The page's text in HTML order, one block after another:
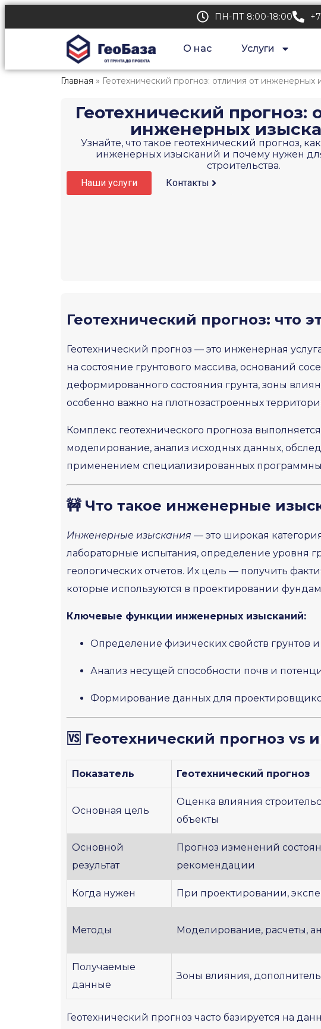
ПН-ПТ 8:00-18:00
О нас Услуги
Главная » Геотехнический прогноз: отличия от инженерных
Геотехнический прогноз:
инженерных
Узнайте, что такое геотехнический прогноз,
инженерных изысканий и почему нужен
строительства.
Наши услуги
Контакты
Геотехнический прогноз: что
Геотехнический прогноз — это инженерная
на состояние грунтового массива, оснований
деформированного состояния грунта, зоны
особенно важно на плотнозастроенных
Комплекс геотехнического прогноза
моделирование, анализ исходных данных,
применением специализированных
🚧 Что такое инженерные
Инженерные изыскания — это широкая
лабораторные испытания, определение уровня
геологических отчетов. Их цель — получить
которые используются в проектировании
Ключевые функции инженерных изысканий:
Определение физических свойств грунтов
Анализ несущей способности почв и
Формирование данных для
🆚 Геотехнический прогноз
Показатель Геотехнический прогноз
Основная цель
Оценка влияния
объекты
Основной
результат
Прогноз изменений
рекомендации
Когда нужен При проектировании,
Методы Моделирование, расчеты,
Получаемые
данные
Зоны влияния,
Геотехнический прогноз часто базируется на